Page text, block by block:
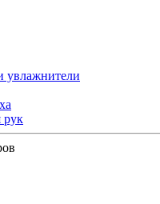
увлажнители
рук